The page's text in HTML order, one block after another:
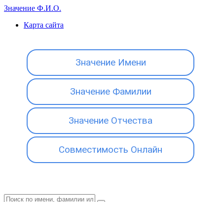
Значение Ф.И.О.
Карта сайта
Значение Имени
Значение Фамилии
Значение Отчества
Совместимость Онлайн